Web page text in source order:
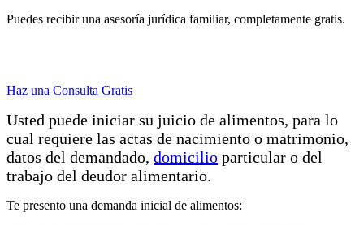
Puedes recibir una asesoría jurídica familiar, completamente gratis.
Haz una Consulta Gratis
Usted puede iniciar su juicio de alimentos, para lo
cual requiere las actas de nacimiento o matrimonio,
datos del demandado, domicilio particular o del
trabajo del deudor alimentario.
Te presento una demanda inicial de alimentos: